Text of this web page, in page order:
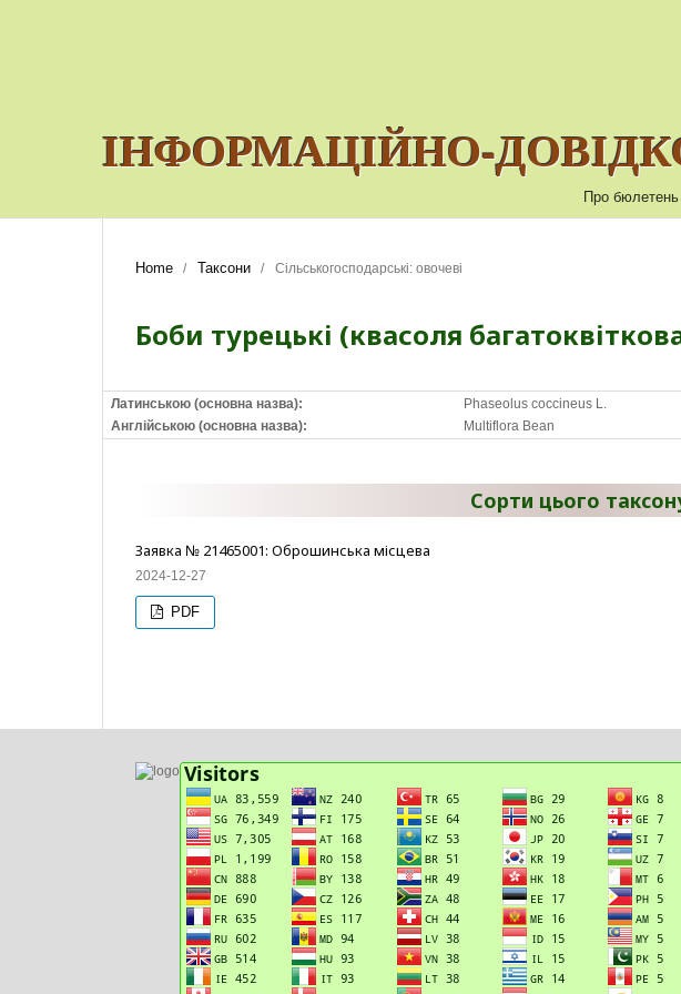
ІНФОРМАЦІЙНО-
Про бюлетень
Home / Таксони / Сільськогосподарські: овочеві
Боби турецькі (квасоля
Латинською (основна назва):
Phaseolus coccineus L.
Англійською (основна назва):
Multiflora Bean
Сорти цього
Заявка № 21465001: Оброшинська місцева
2024-12-27
PDF